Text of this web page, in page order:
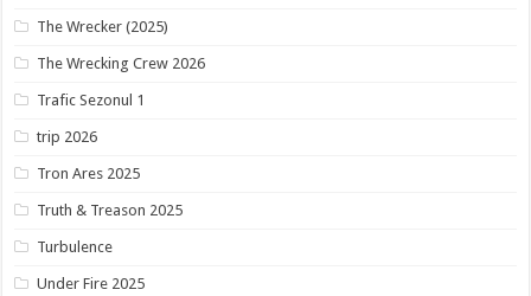
The Wrecker (2025)
The Wrecking Crew 2026
Trafic Sezonul 1
trip 2026
Tron Ares 2025
Truth & Treason 2025
Turbulence
Under Fire 2025